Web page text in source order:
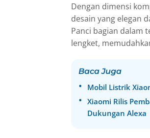
Dengan dimensi
desain yang elegan
Panci bagian dalam
lengket,
Baca Juga
Mobil Listrik
Xiaomi Rilis
Dukungan Alexa